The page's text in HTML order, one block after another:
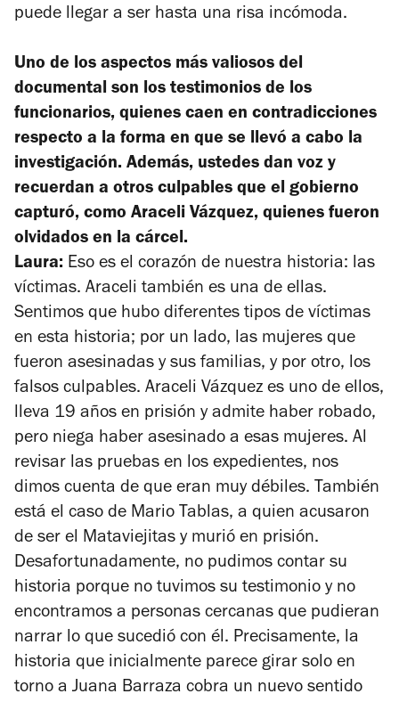
puede llegar a ser hasta una risa incómoda.
Uno de los aspectos más valiosos del
documental son los testimonios de los
funcionarios, quienes caen en contradicciones
respecto a la forma en que se llevó a cabo la
investigación. Además, ustedes dan voz y
recuerdan a otros culpables que el gobierno
capturó, como Araceli Vázquez, quienes fueron
olvidados en la cárcel.
Laura: Eso es el corazón de nuestra historia: las
víctimas. Araceli también es una de ellas.
Sentimos que hubo diferentes tipos de víctimas
en esta historia; por un lado, las mujeres que
fueron asesinadas y sus familias, y por otro, los
falsos culpables. Araceli Vázquez es uno de ellos,
lleva 19 años en prisión y admite haber robado,
pero niega haber asesinado a esas mujeres. Al
revisar las pruebas en los expedientes, nos
dimos cuenta de que eran muy débiles. También
está el caso de Mario Tablas, a quien acusaron
de ser el Mataviejitas y murió en prisión.
Desafortunadamente, no pudimos contar su
historia porque no tuvimos su testimonio y no
encontramos a personas cercanas que pudieran
narrar lo que sucedió con él. Precisamente, la
historia que inicialmente parece girar solo en
torno a Juana Barraza cobra un nuevo sentido